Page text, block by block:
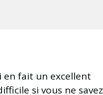
en fait un excellent
si vous ne savez